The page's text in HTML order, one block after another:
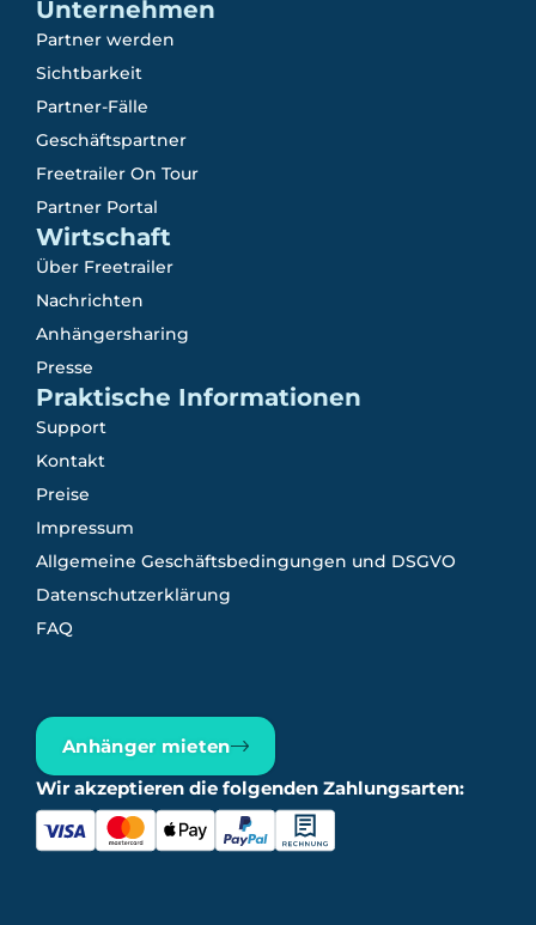
Unternehmen
Partner werden
Sichtbarkeit
Partner-Fälle
Geschäftspartner
Freetrailer On Tour
Partner Portal
Wirtschaft
Über Freetrailer
Nachrichten
Anhängersharing
Presse
Praktische Informationen
Support
Kontakt
Preise
Impressum
Allgemeine Geschäftsbedingungen und DSGVO
Datenschutzerklärung
FAQ
Anhänger mieten
Wir akzeptieren die folgenden Zahlungsarten: